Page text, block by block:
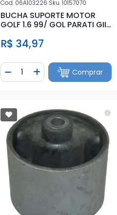
Cod.06A103226 Sku.10157070
BUCHA SUPORTE MOTOR
GOLF 1.6 99/ GOL PARATI GIII
R$ 34,97
Diminuir Quantidade
Quantidade
Adicionar Quantidade
Comprar